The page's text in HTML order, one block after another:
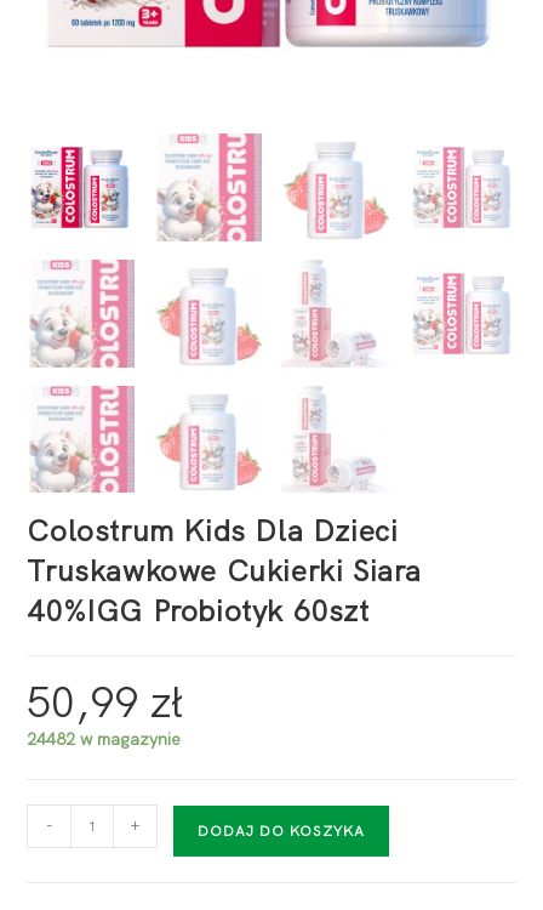
Colostrum Kids Dla Dzieci
Truskawkowe Cukierki Siara
40%IGG Probiotyk 60szt
50,99 zł
24482 w magazynie
- + DODAJ DO KOSZYKA